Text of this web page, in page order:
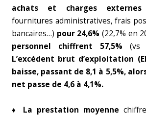
achats et charges externes
fournitures administratives, frais
bancaires…) pour 24,6% (22,7% en
personnel chiffrent 57,5% (vs
L’excédent brut d’exploitation
baisse, passant de 8,1 à 5,5%,
net passe de 4,6 à 4,1%.
♦ La prestation moyenne